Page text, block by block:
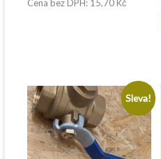
15,70 Kč
Sleva!